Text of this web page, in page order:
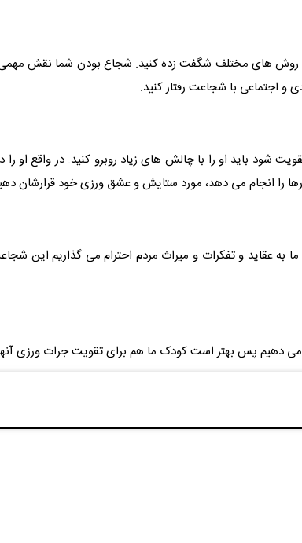
های مختلف آموزش داده می شود و والدین می توانند با این
به روش های مختلف شگفت زده کنید. شجاع بودن شما نقش مهمی
اجتماعی با شجاعت رفتار کنید.
شود باید او را با چالش های زیاد روبرو کنید. در واقع او را
را انجام می دهد، مورد ستایش و عشق ورزی خود قرارشان
عقاید و تفکرات و میراث مردم احترام می گذاریم این